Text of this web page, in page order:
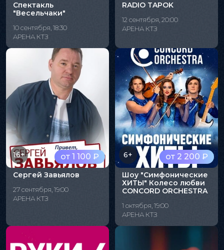
Спектакль
"Весельчаки"
10 сентября, 18:30
АРЕНА КТЗ
RADIO TAPOK
12 сентября, 20:00
АРЕНА КТЗ
от 1 100 ₽
16+
Сергей Завьялов
27 сентября, 19:00
АРЕНА КТЗ
от 2 200 ₽
6+
Шоу "Симфонические
ХИТЫ" Колесо любви
CONCORD ORCHESTRA
1 октября, 19:00
АРЕНА КТЗ